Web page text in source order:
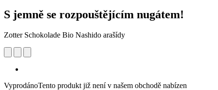
S jemně se rozpouštějícím nugátem!
Zotter Schokolade Bio Nashido arašídy
VyprodánoTento produkt již není v našem obchodě nabízen